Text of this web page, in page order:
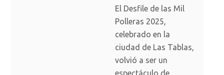
El Desfile de las Mil
Polleras 2025,
celebrado en la
ciudad de Las Tablas,
volvió a ser un
espectáculo de